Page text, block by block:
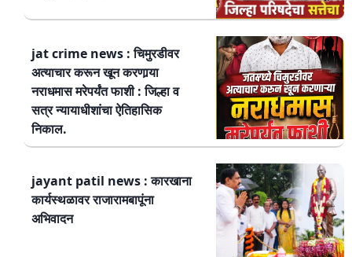
jat crime news : चिमुरडीवर
अत्याचार करून खून करणार्‍या
नराधमास मरेपर्यंत फाशी : जिल्हा व
सत्र न्यायाधीशांचा ऐतिहासिक
निकाल.
jayant patil news : कारखाना
कार्यस्थळावर राजारामबापूंना
अभिवादन